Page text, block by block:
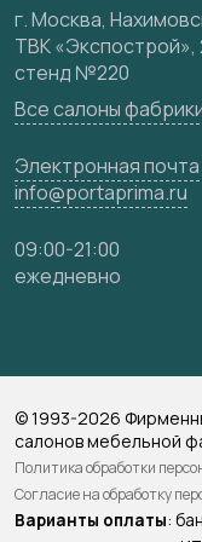
Карта сайта
г. Москва,
ТВК «Экспострой»,
стенд №220
Все салоны
Электронная почта
info@portaprima.ru
09:00-21:00
ежедневно
© 1993-2026
салонов мебельной
Политика обработки
Согласие на обработку
Варианты оплаты: